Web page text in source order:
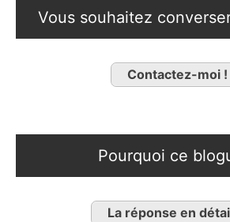
Vous souhaitez
Contactez-moi !
Pourquoi ce
La réponse en